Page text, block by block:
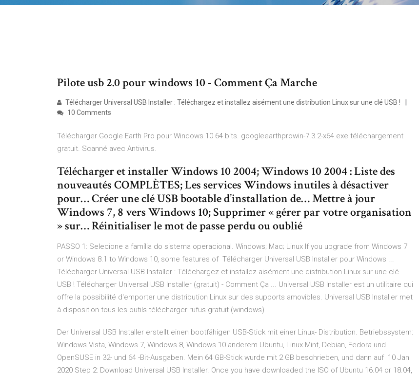
Pilote usb 2.0 pour windows 10 - Comment Ça Marche
Télécharger Universal USB Installer : Téléchargez et installez aisément une distribution Linux sur une clé USB !
10 Comments
Télécharger Google Earth Pro pour Windows 10 64 bits. googleearthprowin-7.3.2-x64.exe téléchargement
gratuit. Scanné avec Antivirus.
Télécharger et installer Windows 10 2004; Windows 10 2004 : Liste des
nouveautés COMPLÈTES; Les services Windows inutiles à désactiver
pour… Créer une clé USB bootable d’installation de… Mettre à jour
Windows 7, 8 vers Windows 10; Supprimer « gérer par votre organisation
» sur… Réinitialiser le mot de passe perdu ou oublié
PASSO 1: Selecione a família do sistema operacional. Windows; Mac; Linux If you upgrade from Windows 7
or Windows 8.1 to Windows 10, some features of Télécharger Universal USB Installer pour Windows ...
Télécharger Universal USB Installer : Téléchargez et installez aisément une distribution Linux sur une clé
USB ! Télécharger Universal USB Installer (gratuit) - Comment Ça ... Universal USB Installer est un utilitaire qui
offre la possibilité d'emporter une distribution Linux sur des supports amovibles. Universal USB Installer met
à disposition tous les outils télécharger rufus gratuit (windows)
Der Universal USB Installer erstellt einen bootfähigen USB-Stick mit einer Linux- Distribution. Betriebssystem:
Windows Vista, Windows 7, Windows 8, Windows 10 anderem Ubuntu, Linux Mint, Debian, Fedora und
OpenSUSE in 32- und 64 -Bit-Ausgaben. Mein 64 GB-Stick wurde mit 2 GB beschrieben, und dann auf 10 Jan
2020 Step 2: Download Universal USB Installer. Once you have downloaded the ISO of Ubuntu 16.04 or 18.04,